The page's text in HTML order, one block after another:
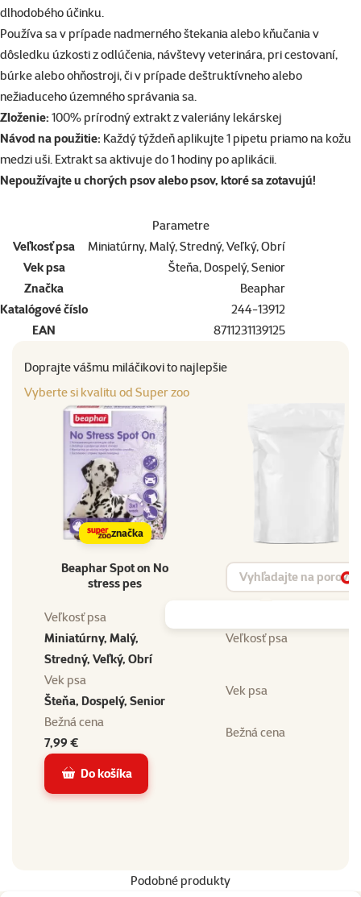
dlhodobého účinku.
Používa sa v prípade nadmerného štekania alebo kňučania v
dôsledku úzkosti z odlúčenia, návštevy veterinára, pri cestovaní,
búrke alebo ohňostroji, či v prípade deštruktívneho alebo
nežiaduceho územného správania sa.
Zloženie: 100% prírodný extrakt z valeriány lekárskej
Návod na použitie: Každý týždeň aplikujte 1 pipetu priamo na kožu
medzi uši. Extrakt sa aktivuje do 1 hodiny po aplikácii.
Nepoužívajte u chorých psov alebo psov, ktoré sa zotavujú!
Parametre
Veľkosť psa
Miniatúrny, Malý, Stredný, Veľký, Obrí
Vek psa
Šteňa, Dospelý, Senior
Značka
Beaphar
Katalógové číslo
244-13912
EAN
8711231139125
Doprajte vášmu miláčikovi to najlepšie
Vyberte si kvalitu od Super zoo
značka
Beaphar Spot on No
stress pes
Vyhľadávanie produktu
Veľkosť psa
Miniatúrny, Malý,
Stredný, Veľký, Obrí
Veľkosť psa
Vek psa
Šteňa, Dospelý, Senior
Vek psa
Bežná cena
7,99 €
Bežná cena
Do košíka
Podobné produkty